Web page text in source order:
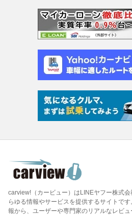
carview!（カービュー）はLINEヤフー株式
らゆる情報やサービスを提供するサイトで
報から、ユーザーや専門家のリアルなレビ